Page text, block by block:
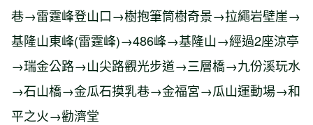
巷→雷霆峰登山口→樹抱筆筒樹奇景→拉繩岩壁崖→
基隆山東峰(雷霆峰)→486峰→基隆山→經過2座涼亭
→瑞金公路→山尖路觀光步道→三層橋→九份溪玩水
→石山橋→金瓜石摸乳巷→金福宮→瓜山運動場→和
平之火→勸濟堂